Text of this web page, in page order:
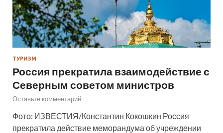
ТУРИЗМ
Россия прекратила взаимодействие с
Северным советом министров
Оставьте комментарий
Фото: ИЗВЕСТИЯ/Константин Кокошкин Россия
прекратила действие меморандума об учреждении